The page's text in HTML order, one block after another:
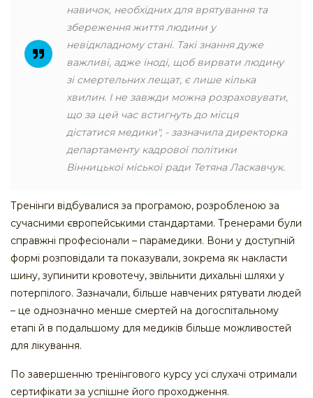
навичок, необхідних для врятування та
збереження життя людини у
невідкладному стані. Такі знання дуже
важливі, адже іноді, щоб вирвати людину
зі смертельних лещат, є лише кілька
хвилин. І не завжди можна розраховувати,
що за цей час встигнуть до місця
дістатися медики", - зазначила директорка
департаменту кадрової політики
Вінницької міської ради Тетяна Ласкавчук.
Тренінги відбувалися за програмою, розробленою за
сучасними європейськими стандартами. Тренерами були
справжні професіонали – парамедики. Вони у доступній
формі розповідали та показували, зокрема як накласти
шину, зупинити кровотечу, звільнити дихальні шляхи у
потерпілого. Зазначали, більше навчених рятувати людей
– це однозначно менше смертей на догоспітальному
етапі й в подальшому для медиків більше можливостей
для лікування.
По завершенню тренінгового курсу усі слухачі отримали
сертифікати за успішне його проходження.